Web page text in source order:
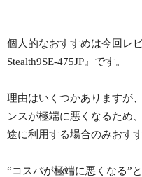
個人的なおすすめは今回レ
Stealth9SE-475JP』です。
理由はいくつかありますが
ンスが極端に悪くなるため
途に利用する場合のみおす
“コスパが極端に悪くなる”